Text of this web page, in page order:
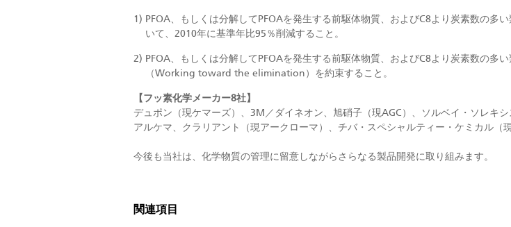
PFOA、もしくは分解してPFOAを発生する前駆体物質、およびC8より炭素数の多
いて、2010年に基準年比95％削減すること。
PFOA、もしくは分解してPFOAを発生する前駆体物質、およびC8より炭素数の多
（Working toward the elimination）を約束すること。
【フッ素化学メーカー8社】
デュポン（現ケマーズ）、3M／ダイネオン、旭硝子（現AGC）、ソルベイ・ソレキ
アルケマ、クラリアント（現アークローマ）、チバ・スペシャルティー・ケミカル（
今後も当社は、化学物質の管理に留意しながらさらなる製品開発に取り組みます。
関連項目